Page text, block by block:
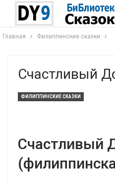
Главная Филиппинские сказки
Счастливый
ФИЛИППИНСКИЕ СКАЗКИ
Счастливый